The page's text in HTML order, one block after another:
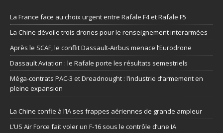
La France face au choix urgent entre Rafale F4 et Rafale F5
La Chine dévoile trois drones pour le renseignement interarmées
Après le SCAF, le conflit Dassault-Airbus menace l’Eurodrone
Dassault Aviation : le Rafale porte les résultats semestriels
Méga-contrats PAC-3 et Dreadnought : l’industrie d’armement en
pleine expansion
La Chine confie à l’IA ses frappes aériennes de grande ampleur
L’US Air Force fait voler un F-16 sous le contrôle d’une IA